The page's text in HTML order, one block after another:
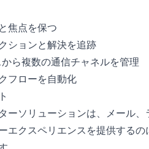
焦点を保つ
ションと解決を追跡
ら複数の通信チャネルを管理
フローを自動化
ーソリューションは、メール
エクスペリエンスを提供する